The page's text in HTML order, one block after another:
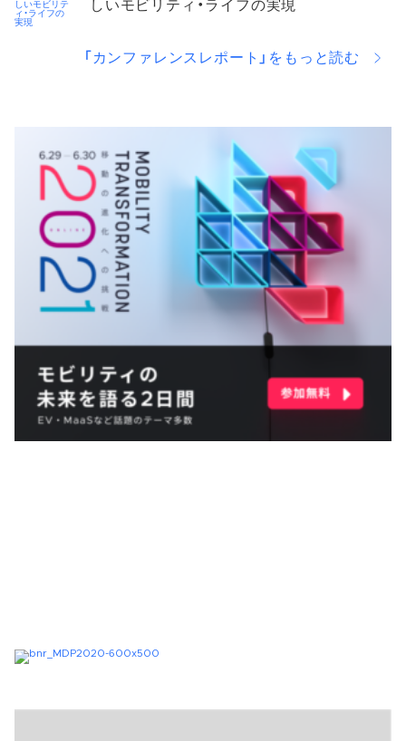
しいモビリティ・ライフの実現​
「カンファレンスレポート」をもっと読む